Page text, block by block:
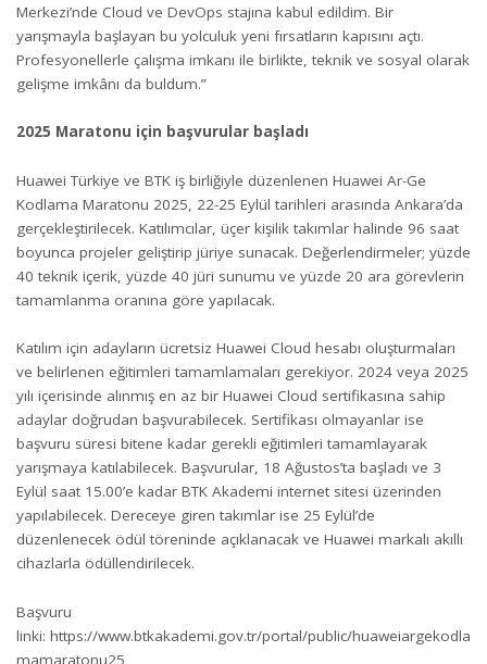
Merkezi’nde Cloud ve DevOps stajına kabul edildim. Bir
yarışmayla başlayan bu yolculuk yeni fırsatların kapısını açtı.
Profesyonellerle çalışma imkanı ile birlikte, teknik ve sosyal olarak
gelişme imkânı da buldum.”
2025 Maratonu için başvurular başladı
Huawei Türkiye ve BTK iş birliğiyle düzenlenen Huawei Ar-Ge
Kodlama Maratonu 2025, 22-25 Eylül tarihleri arasında Ankara’da
gerçekleştirilecek. Katılımcılar, üçer kişilik takımlar halinde 96 saat
boyunca projeler geliştirip jüriye sunacak. Değerlendirmeler; yüzde
40 teknik içerik, yüzde 40 jüri sunumu ve yüzde 20 ara görevlerin
tamamlanma oranına göre yapılacak.
Katılım için adayların ücretsiz Huawei Cloud hesabı oluşturmaları
ve belirlenen eğitimleri tamamlamaları gerekiyor. 2024 veya 2025
yılı içerisinde alınmış en az bir Huawei Cloud sertifikasına sahip
adaylar doğrudan başvurabilecek. Sertifikası olmayanlar ise
başvuru süresi bitene kadar gerekli eğitimleri tamamlayarak
yarışmaya katılabilecek. Başvurular, 18 Ağustos’ta başladı ve 3
Eylül saat 15.00’e kadar BTK Akademi internet sitesi üzerinden
yapılabilecek. Dereceye giren takımlar ise 25 Eylül’de
düzenlenecek ödül töreninde açıklanacak ve Huawei markalı akıllı
cihazlarla ödüllendirilecek.
Başvuru
linki: https://www.btkakademi.gov.tr/portal/public/huaweiargekodla
mamaratonu25